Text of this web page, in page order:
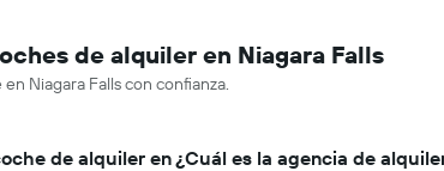
de alquiler en Niagara Falls
Niagara Falls con confianza.
de alquiler en¿Cuál es la agencia de